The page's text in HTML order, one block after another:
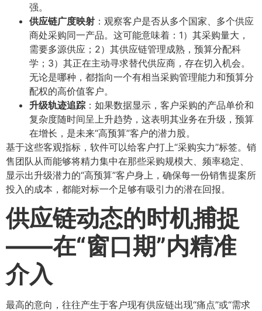
强。
供应链广度映射 ​：观察客户是否从多个国家、多个供应
商处采购同一产品。这可能意味着：1）其采购量大，
需要多源供应；2）其供应链管理成熟，预算分配科
学；3）其正在主动寻求替代供应商，存在切入机会。
无论是哪种，都指向一个有相当采购管理能力和预算分
配权的高价值客户。
升级轨迹追踪 ​：如果数据显示，客户采购的产品单价和
复杂度随时间呈上升趋势，这表明其业务在升级，预算
在增长，是未来“高预算”客户的潜力股。
基于这些客观指标，软件可以给客户打上“采购实力”标签。销
售团队从而能够将精力集中在那些采购规模大、频率稳定、
显示出升级潜力的“高预算”客户身上，确保每一份销售提案所
投入的成本，都能对标一个足够有吸引力的潜在回报。
供应链动态的时机捕捉
——在“窗口期”内精准
介入
最高的意向，往往产生于客户现有供应链出现“痛点”或“需求